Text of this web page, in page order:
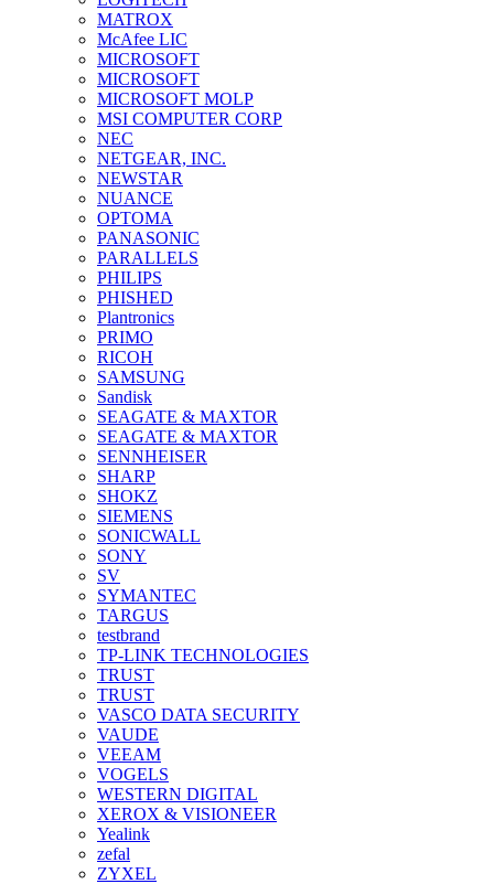
MATROX
McAfee LIC
MICROSOFT
MICROSOFT
MICROSOFT MOLP
MSI COMPUTER CORP
NEC
NETGEAR, INC.
NEWSTAR
NUANCE
OPTOMA
PANASONIC
PARALLELS
PHILIPS
PHISHED
Plantronics
PRIMO
RICOH
SAMSUNG
Sandisk
SEAGATE & MAXTOR
SEAGATE & MAXTOR
SENNHEISER
SHARP
SHOKZ
SIEMENS
SONICWALL
SONY
SV
SYMANTEC
TARGUS
testbrand
TP-LINK TECHNOLOGIES
TRUST
TRUST
VASCO DATA SECURITY
VAUDE
VEEAM
VOGELS
WESTERN DIGITAL
XEROX & VISIONEER
Yealink
zefal
ZYXEL